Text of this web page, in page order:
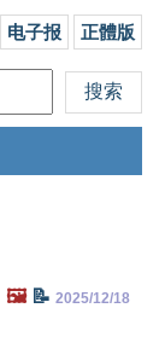
电子报 正體版
🖼️📝 2025/12/18